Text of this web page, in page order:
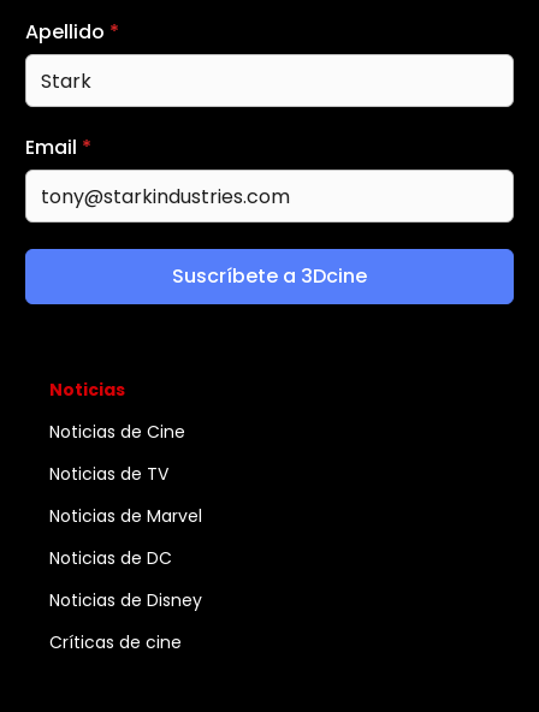
Apellido *
Email *
Suscríbete a 3Dcine
Noticias
Noticias de Cine
Noticias de TV
Noticias de Marvel
Noticias de DC
Noticias de Disney
Críticas de cine